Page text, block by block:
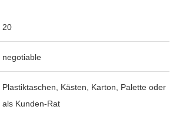
20
negotiable
Plastiktaschen, Kästen, Karton, Palette oder
als Kunden-Rat